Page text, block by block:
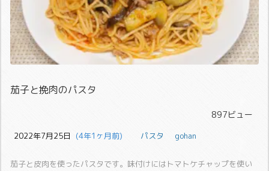
茄子と挽肉のパスタ
897ビュー
2022年7月25日
  (4年1ヶ月前)
パスタ gohan
茄子と皮肉を使ったパスタです。味付けにはトマトケチャップを使い